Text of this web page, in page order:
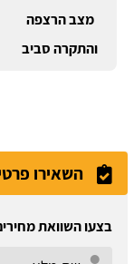
מצב הרצפה
והתקרה סביב
השאירו
בצעו השוואת